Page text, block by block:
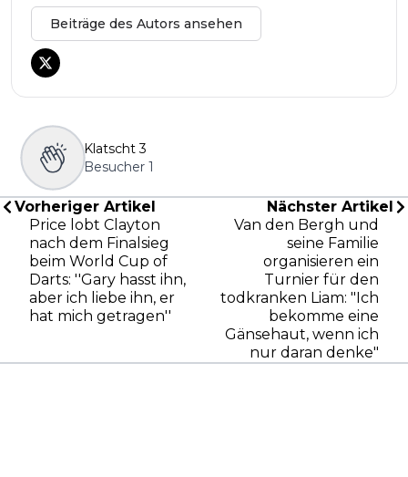
Beiträge des Autors ansehen
Klatscht 3
Besucher 1
Vorheriger Artikel
Price lobt Clayton
nach dem Finalsieg
beim World Cup of
Darts: ''Gary hasst ihn,
aber ich liebe ihn, er
hat mich getragen''
Nächster Artikel
Van den Bergh und
seine Familie
organisieren ein
Turnier für den
todkranken Liam: "Ich
bekomme eine
Gänsehaut, wenn ich
nur daran denke"